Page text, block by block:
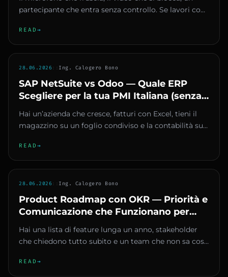
partecipante che entra senza controllo. Se lavori con
READ →
28.06.2026:: Ing. Calogero Bono
SAP NetSuite vs Odoo — Quale ERP
Scegliere per la tua PMI Italiana (senza
spendere un capitale)
Hai un’azienda che cresce, fatturi con Excel, tieni il
magazzino su un foglio condiviso e la contabilità su
READ →
28.06.2026:: Ing. Calogero Bono
Product Roadmap con OKR — Priorità e
Comunicazione che Funzionano per
Startup e PMI
Hai una lista di feature lunga un anno, stakeholder
che chiedono tutto subito e un team che non sa cosa
READ →